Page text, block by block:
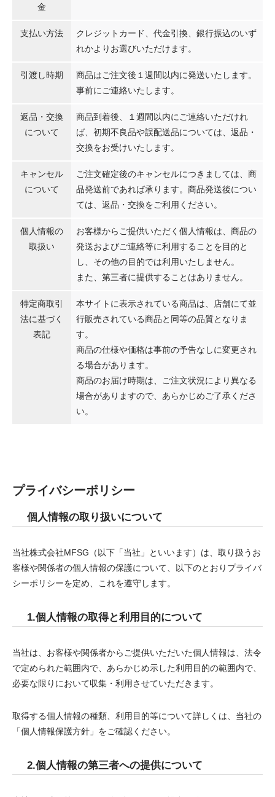
金
支払い方法
クレジットカード、代金引換、銀行振込のいず
れかよりお選びいただけます。
引渡し時期
商品はご注文後１週間以内に発送いたします。
事前にご連絡いたします。
返品・交換
について
商品到着後、１週間以内にご連絡いただけれ
ば、初期不良品や誤配送品については、返品・
交換をお受けいたします。
キャンセル
について
ご注文確定後のキャンセルにつきましては、商
品発送前であれば承ります。商品発送後につい
ては、返品・交換をご利用ください。
個人情報の
取扱い
お客様からご提供いただく個人情報は、商品の
発送およびご連絡等に利用することを目的と
し、その他の目的では利用いたしません。
また、第三者に提供することはありません。
特定商取引
法に基づく
表記
本サイトに表示されている商品は、店舗にて並
行販売されている商品と同等の品質となりま
す。
商品の仕様や価格は事前の予告なしに変更され
る場合があります。
商品のお届け時期は、ご注文状況により異なる
場合がありますので、あらかじめご了承くださ
い。
プライバシーポリシー
個人情報の取り扱いについて
当社株式会社MFSG（以下「当社」といいます）は、取り扱うお
客様や関係者の個人情報の保護について、以下のとおりプライバ
シーポリシーを定め、これを遵守します。
1.個人情報の取得と利用目的について
当社は、お客様や関係者からご提供いただいた個人情報は、法令
で定められた範囲内で、あらかじめ示した利用目的の範囲内で、
必要な限りにおいて収集・利用させていただきます。
取得する個人情報の種類、利用目的等について詳しくは、当社の
「個人情報保護方針」をご確認ください。
2.個人情報の第三者への提供について